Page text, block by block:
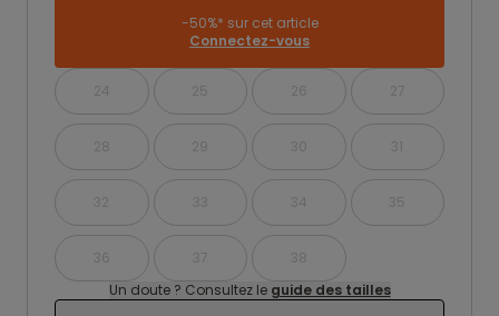
-50%* sur cet article
Connectez-vous
24 25 26 27
28 29 30 31
32 33 34 35
36 37
38
Un doute ? Consultez le guide des tailles